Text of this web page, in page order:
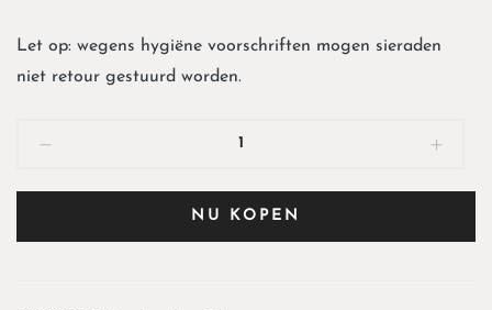
Let op: wegens hygiëne voorschriften mogen sieraden
niet retour gestuurd worden.
NU KOPEN